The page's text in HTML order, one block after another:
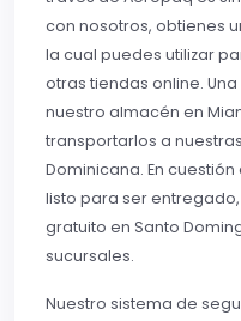
con nosotros, obtienes
la cual puedes utilizar
otras tiendas online.
nuestro almacén en
transportarlos a
Dominicana. En
listo para ser
gratuito en Santo
sucursales.
Nuestro sistema de